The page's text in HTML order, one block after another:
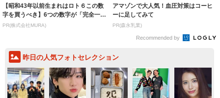
【昭和43年以前生まれはロト６この数
字を買うべき】6つの数字が「完全一
致」する方...
PR(株式会社MURA)
アマゾンで大人気！血圧対策はコーヒ
ーに足してみて
PR(森永乳業)
Recommended by
昨日の人気フォトセレクション